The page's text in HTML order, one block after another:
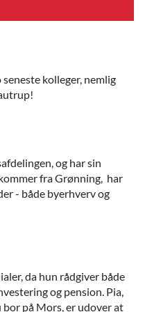
kolleger, nemlig
og har sin
fra Grønning, har
- både byerhverv og
da hun rådgiver både
og pension. Pia,
bor på Mors, er udover at